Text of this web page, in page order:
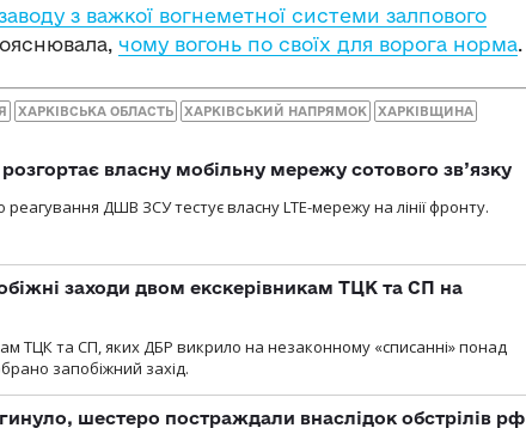
з важкої вогнеметної системи залпового
чому вогонь по своїх для ворога норма.
ХАРКІВСЬКА ОБЛАСТЬ ХАРКІВСЬКИЙ НАПРЯМОК ХАРКІВЩИНА
власну мобільну мережу сотового зв’язку
ДШВ ЗСУ тестує власну LTE-мережу на лінії фронту.
заходи двом екскерівникам ТЦК та СП на
ТЦК та СП, яких ДБР викрило на незаконному «списанні» понад
запобіжний захід.
шестеро постраждали внаслідок обстрілів рф